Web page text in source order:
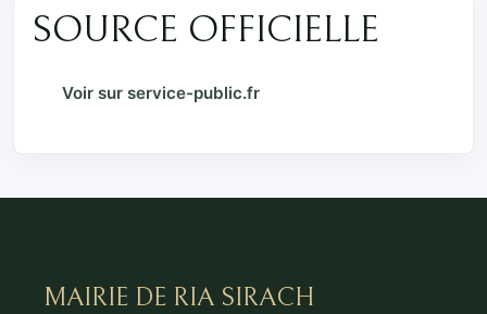
SOURCE OFFICIELLE
Voir sur service-public.fr
MAIRIE DE RIA SIRACH